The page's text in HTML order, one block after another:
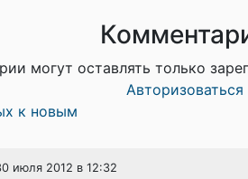
могут оставлять только
Авторизоваться
к новым
июля 2012 в 12:32